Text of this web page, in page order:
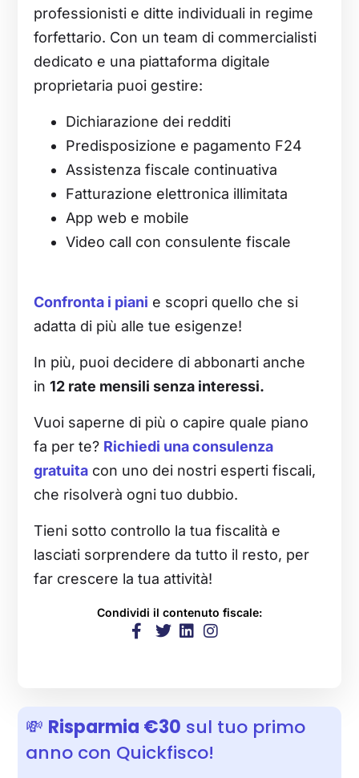
professionisti e ditte individuali in regime
forfettario. Con un team di commercialisti
dedicato e una piattaforma digitale
proprietaria puoi gestire:
Dichiarazione dei redditi
Predisposizione e pagamento F24
Assistenza fiscale continuativa
Fatturazione elettronica illimitata
App web e mobile
Video call con consulente fiscale
Confronta i piani e scopri quello che si
adatta di più alle tue esigenze!
In più, puoi decidere di abbonarti anche
in12 rate mensili senza interessi.
Vuoi saperne di più o capire quale piano
fa per te? Richiedi una consulenza
gratuita con uno dei nostri esperti fiscali,
che risolverà ogni tuo dubbio.
Tieni sotto controllo la tua fiscalità e
lasciati sorprendere da tutto il resto, per
far crescere la tua attività!
Condividi il contenuto fiscale:
💸 Risparmia €30 sul tuo primo
anno con Quickfisco!